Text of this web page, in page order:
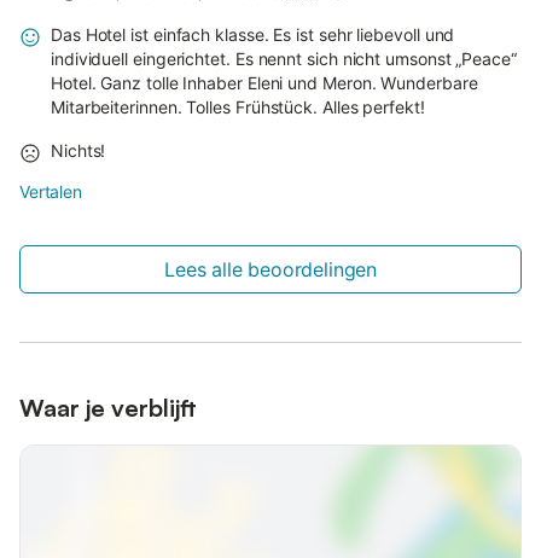
Das Hotel ist einfach klasse. Es ist sehr liebevoll und
individuell eingerichtet. Es nennt sich nicht umsonst „Peace“
Hotel. Ganz tolle Inhaber Eleni und Meron. Wunderbare
Mitarbeiterinnen. Tolles Frühstück. Alles perfekt!
Nichts!
Vertalen
Lees alle beoordelingen
Waar je verblijft